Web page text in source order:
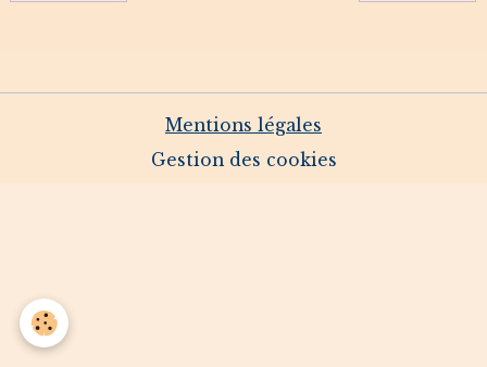
Mentions légales
Gestion des cookies